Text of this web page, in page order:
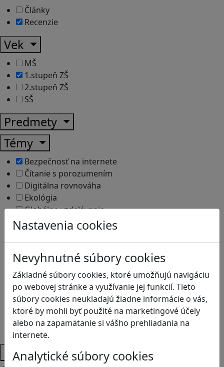
Nastavenia cookies
Nevyhnutné súbory cookies
Základné súbory cookies, ktoré umožňujú navigáciu
po webovej stránke a využívanie jej funkcií. Tieto
súbory cookies neukladajú žiadne informácie o vás,
ktoré by mohli byť použité na marketingové účely
alebo na zapamätanie si vášho prehliadania na
internete.
Analytické súbory cookies
Články
Recenzie
Vek
MŠ
1.stupeň ZŠ
2.stupeň ZŠ
SŠ
Predmety
Témy
Bezpečnosť na internete
Čítanie s porozumením
Digitálna rovnováha
Ekológia
Globálne vzdelávanie
Kreativita
Kyberšikana
Logické myslenie
Ľudské práva a tolerancia
Motorika a koncentrácia
Programovanie/Technika
Sociálne zručnosti a kooperácia
Strategické myslenie
Zdravie a pohyb
Platformy